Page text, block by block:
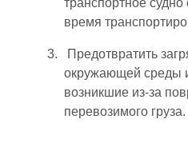
время
Предотвратить
окружающей среды
возникшие из-за
перевозимого груза.